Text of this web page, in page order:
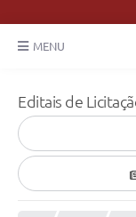
MENU
Transparência
Principal
Notícias
Editais de